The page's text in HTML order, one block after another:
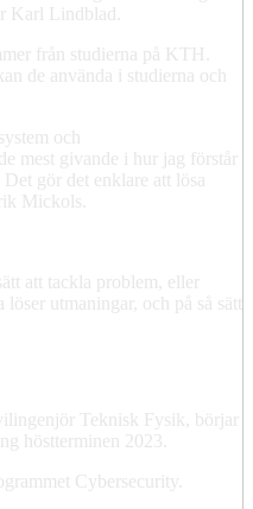
Karl Lindblad.
från studierna på KTH.
de använda i studierna och
och
mest givande i hur jag förstår
gör det enklare att lösa
Mickols.
att tackla problem, eller
utmaningar, och på så sätt
Teknisk Fysik, börjar
höstterminen 2023.
Cybersecurity.